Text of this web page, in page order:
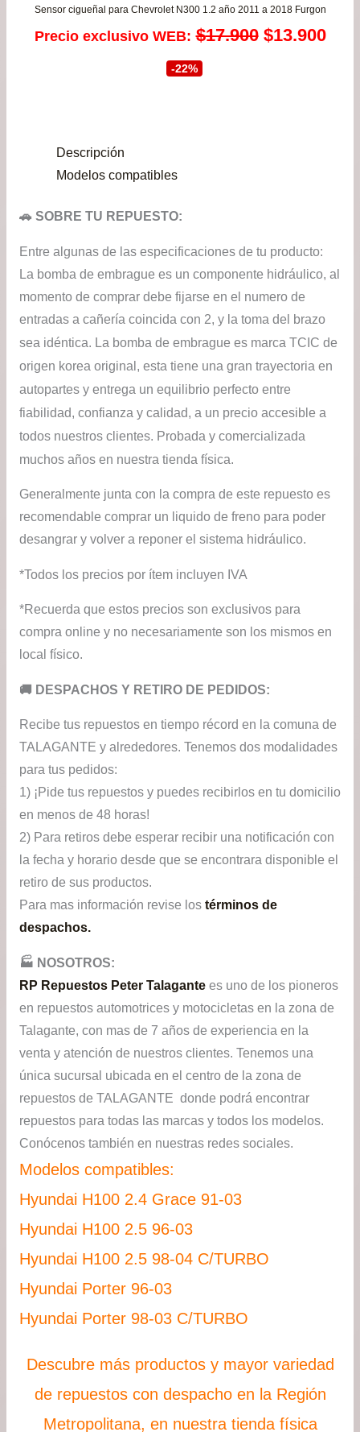
Sensor cigueñal para Chevrolet N300 1.2 año 2011 a 2018 Furgon
Precio exclusivo WEB: $17.900 El
$13.900El
-22%
Descripción
Modelos compatibles
🚗 SOBRE TU REPUESTO:
Entre algunas de las especificaciones de tu producto:
La bomba de embrague es un componente hidráulico, al
momento de comprar debe fijarse en el numero de
entradas a cañería coincida con 2, y la toma del brazo
sea idéntica. La bomba de embrague es marca TCIC de
origen korea original, esta tiene una gran trayectoria en
autopartes y entrega un equilibrio perfecto entre
fiabilidad, confianza y calidad, a un precio accesible a
todos nuestros clientes. Probada y comercializada
muchos años en nuestra tienda física.
Generalmente junta con la compra de este repuesto es
recomendable comprar un liquido de freno para poder
desangrar y volver a reponer el sistema hidráulico.
*Todos los precios por ítem incluyen IVA
*Recuerda que estos precios son exclusivos para
compra online y no necesariamente son los mismos en
local físico.
​🚚​ DESPACHOS Y RETIRO DE PEDIDOS:
Recibe tus repuestos en tiempo récord en la comuna de
TALAGANTE y alrededores. Tenemos dos modalidades
para tus pedidos:
1) ¡Pide tus repuestos y puedes recibirlos en tu domicilio
en menos de 48 horas!
2) Para retiros debe esperar recibir una notificación con
la fecha y horario desde que se encontrara disponible el
retiro de sus productos.
Para mas información revise los términos de
despachos.
🏭​ NOSOTROS:
RP Repuestos Peter Talagante es uno de los pioneros
en repuestos automotrices y motocicletas en la zona de
Talagante, con mas de 7 años de experiencia en la
venta y atención de nuestros clientes. Tenemos una
única sucursal ubicada en el centro de la zona de
repuestos de TALAGANTE donde podrá encontrar
repuestos para todas las marcas y todos los modelos.
Conócenos también en nuestras redes sociales.
Modelos compatibles:
Hyundai H100 2.4 Grace 91-03
Hyundai H100 2.5 96-03
Hyundai H100 2.5 98-04 C/TURBO
Hyundai Porter 96-03
Hyundai Porter 98-03 C/TURBO
Descubre más productos y mayor variedad
de repuestos con despacho en la Región
Metropolitana, en nuestra tienda física